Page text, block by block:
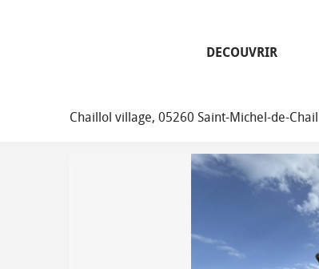
DECOUVRIR
Chaillol village, 05260 Saint-Michel-de-